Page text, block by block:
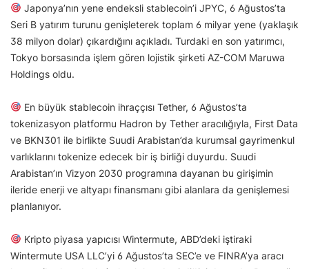
Japonya’nın yene endeksli stablecoin’i JPYC, 6 Ağustos’ta
Seri B yatırım turunu genişleterek toplam 6 milyar yene (yaklaşık
38 milyon dolar) çıkardığını açıkladı. Turdaki en son yatırımcı,
Tokyo borsasında işlem gören lojistik şirketi AZ-COM Maruwa
Holdings oldu.
En büyük stablecoin ihraççısı Tether, 6 Ağustos’ta
tokenizasyon platformu Hadron by Tether aracılığıyla, First Data
ve BKN301 ile birlikte Suudi Arabistan’da kurumsal gayrimenkul
varlıklarını tokenize edecek bir iş birliği duyurdu. Suudi
Arabistan’ın Vizyon 2030 programına dayanan bu girişimin
ileride enerji ve altyapı finansmanı gibi alanlara da genişlemesi
planlanıyor.
Kripto piyasa yapıcısı Wintermute, ABD’deki iştiraki
Wintermute USA LLC’yi 6 Ağustos’ta SEC’e ve FINRA’ya aracı